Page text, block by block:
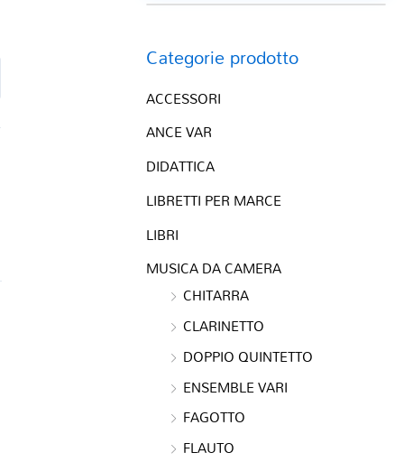
Categorie prodotto
ACCESSORI
ANCE VAR
DIDATTICA
LIBRETTI PER MARCE
LIBRI
MUSICA DA CAMERA
CHITARRA
CLARINETTO
DOPPIO QUINTETTO
ENSEMBLE VARI
FAGOTTO
FLAUTO